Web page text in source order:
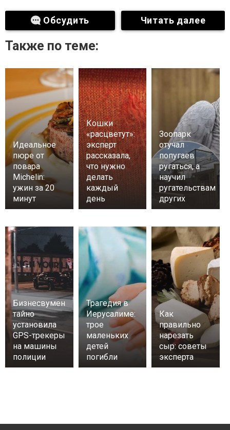
Обсудить Читать далее
Также по теме:
Идеальное
пюре от
повара
Michelin:
ужин за 20
минут
Кошки
«расцветут»:
эксперт
рассказала,
что нужно
делать
каждый
день
Зоопарк
отучал
попугаев
ругаться, а
научил
ругательствам
других
Бизнесвумен
тайно
установила
GPS-трекеры
на машины
полиции
Трагедия в
Иерусалиме:
трое
маленьких
детей
погибли
Как
правильно
нарезать
сыр: советы
эксперта